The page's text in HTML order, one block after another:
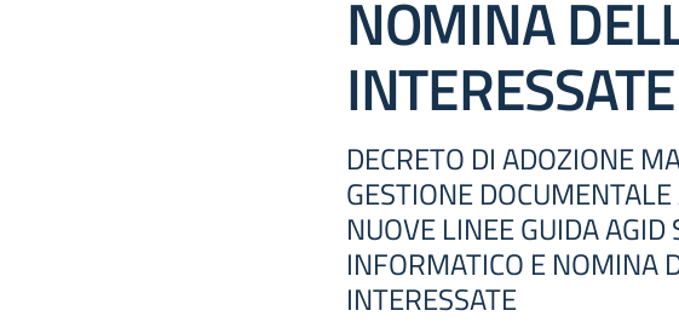
NOMINA
INTERESSATE
DECRETO DI ADOZIONE
GESTIONE
NUOVE LINEE GUIDA
INFORMATICO E NOMINA
INTERESSATE